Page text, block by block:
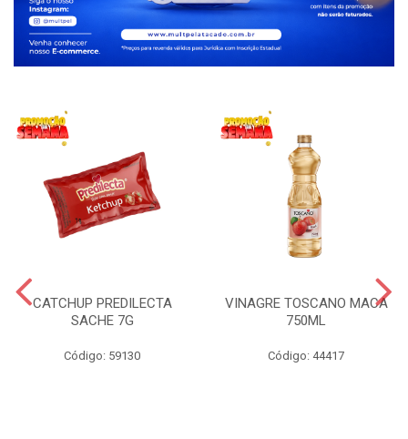
CATCHUP PREDILECTA
SACHE 7G
Código: 59130
VINAGRE TOSCANO MACA
750ML
Código: 44417